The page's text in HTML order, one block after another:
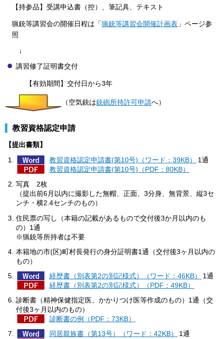
【持参品】受講申込書（控）、筆記具、テキスト
猟銃等講習会の開催日程は「猟銃等講習会開催計画表 」ページ参
照
↓
講習修了証明書交付
【有効期間】交付日から3年
（空気銃は銃砲所持許可申請へ）
教習資格認定申請
【提出書類】
教習資格認定申請書(第10号)（ワード：39KB）
1通
教習資格認定申請書(第10号)（PDF：80KB）
写真
2枚
（提出前6月以内に撮影した無帽、正面、3分身、無背景、縦3セ
ンチ・横2.4センチのもの）
住民票の写し（本籍の記載があるもので交付後3か月以内のも
の）1通
※猟銃等所持者は不要
本籍地の市(区)町村長発行の身分証明書1通（交付後3ヶ月以内の
もの）
経歴書（別表第2の別記様式）（ワード：46KB）
1通
経歴書（別表第2の別記様式）（PDF：49KB）
診断書（精神保健指定医、かかりつけ医等作成のもの）1通（交
付後3ヶ月以内のもの）
診断書の例（PDF：73KB）
同居親族書（第13号）（ワード：42KB）
1通